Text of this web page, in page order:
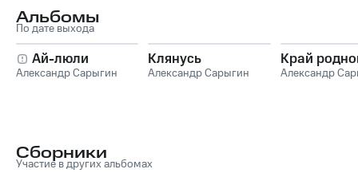
Альбомы
По дате выхода
Ай-люли
Александр Сарыгин
Клянусь
Александр Сарыгин
Край
Александр
Сборники
Участие в других альбомах